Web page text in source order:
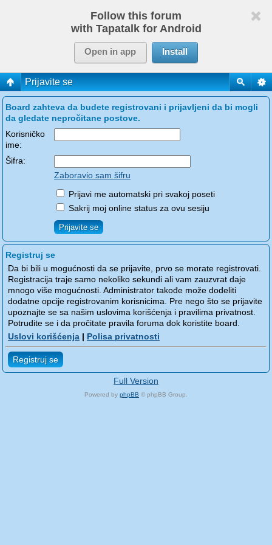
Follow this forum
with Tapatalk for Android
Open in app Install
Prijavite se
Board zahteva da budete registrovani i prijavljeni da bi mogli
da gledate nepročitane postove.
Korisničko
ime:
Šifra:
Zaboravio sam šifru
Prijavi me automatski pri svakoj poseti
Sakrij moj online status za ovu sesiju
Registruj se
Da bi bili u mogućnosti da se prijavite, prvo se morate registrovati.
Registracija traje samo nekoliko sekundi ali vam zauzvrat daje
mnogo više mogućnosti. Administrator takođe može dodeliti
dodatne opcije registrovanim korisnicima. Pre nego što se prijavite
upoznajte se sa našim uslovima korišćenja i pravilima privatnost.
Potrudite se i da pročitate pravila foruma dok koristite board.
Uslovi korišćenja | Polisa privatnosti
Registruj se
Full Version
Powered by phpBB © phpBB Group.